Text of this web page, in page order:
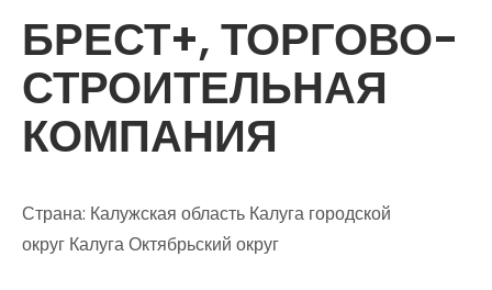
БРЕСТ+, ТОРГОВО-
СТРОИТЕЛЬНАЯ
КОМПАНИЯ
Страна: Калужская область Калуга городской
округ Калуга Октябрьский округ